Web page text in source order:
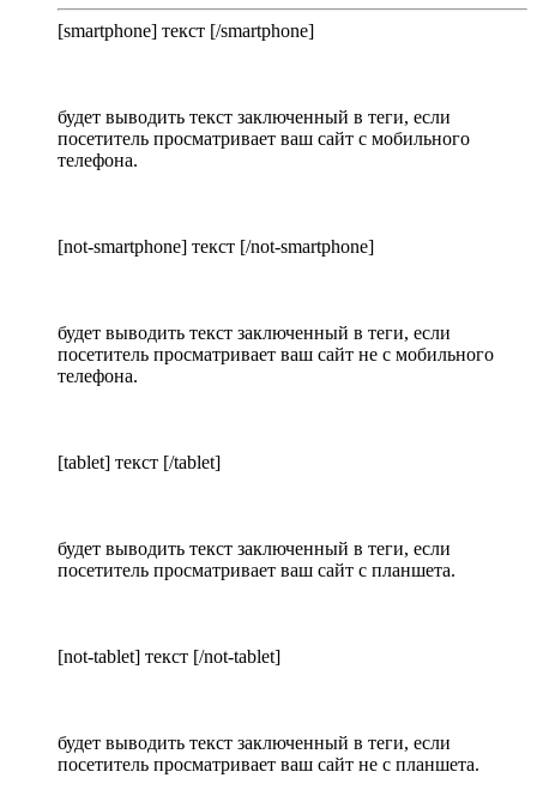
[smartphone] текст [/smartphone]
будет выводить текст заключенный в теги, если
посетитель просматривает ваш сайт с мобильного
телефона.
[not-smartphone] текст [/not-smartphone]
будет выводить текст заключенный в теги, если
посетитель просматривает ваш сайт не с мобильного
телефона.
[tablet] текст [/tablet]
будет выводить текст заключенный в теги, если
посетитель просматривает ваш сайт с планшета.
[not-tablet] текст [/not-tablet]
будет выводить текст заключенный в теги, если
посетитель просматривает ваш сайт не с планшета.